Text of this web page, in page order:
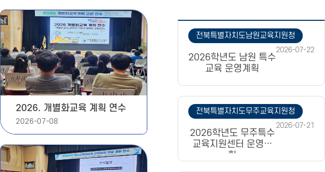
2026. 개별화교육 계획 연수
2026-07-08
전북특별자치도남원교육지원청
2026-07-22
2026학년도 남원 특수
교육 운영계획
전북특별자치도무주교육지원청
2026-07-21
2026학년도 무주특수
교육지원센터 운영계
획